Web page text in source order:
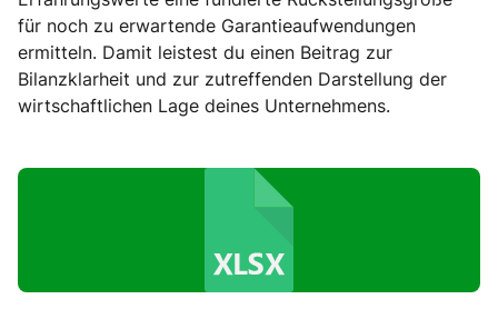
für noch zu erwartende Garantieaufwendungen
ermitteln. Damit leistest du einen Beitrag zur
Bilanzklarheit und zur zutreffenden Darstellung der
wirtschaftlichen Lage deines Unternehmens.